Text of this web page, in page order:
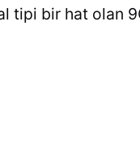
tipi bir hat olan